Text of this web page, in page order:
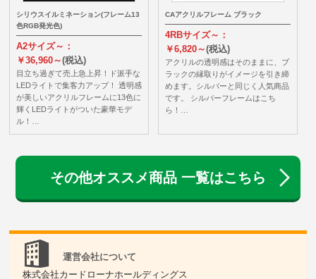
シリウスイルミネーション(フレーム13
色RGB発光色)
A2サイズ～：
￥36,960～(税込)
目立ち過ぎて売上急上昇！ド派手な
LEDライトで集客力アップ！ 透明感
が美しいアクリルフレームに13色に
輝くLEDライトがついた豪華モデ
ル！…
CAアクリルフレーム ブラック
4RBサイズ～：
￥6,820～(税込)
アクリルの透明感はそのままに、ブ
ラックの縁取りがイメージを引き締
めます。シルバーと同じく人気商品
です。 シルバーフレームはこち
ら！…
その他オススメ商品 一覧はこちら
運営会社について
株式会社カードローナホールディングス